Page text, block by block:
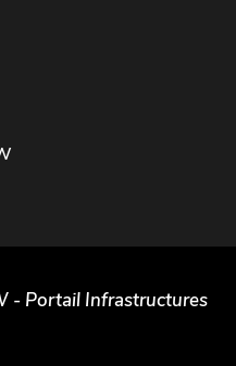
- Portail Infrastructures